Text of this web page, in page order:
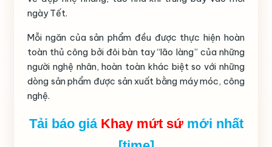
ngày Tết.
Mỗi ngăn của sản phẩm đều được thực hiện hoàn
toàn thủ công bởi đôi bàn tay “lão làng” của những
người nghệ nhân, hoàn toàn khác biệt so với những
dòng sản phẩm được sản xuất bằng máy móc, công
nghệ.
Tải báo giá Khay mứt sứmới nhất